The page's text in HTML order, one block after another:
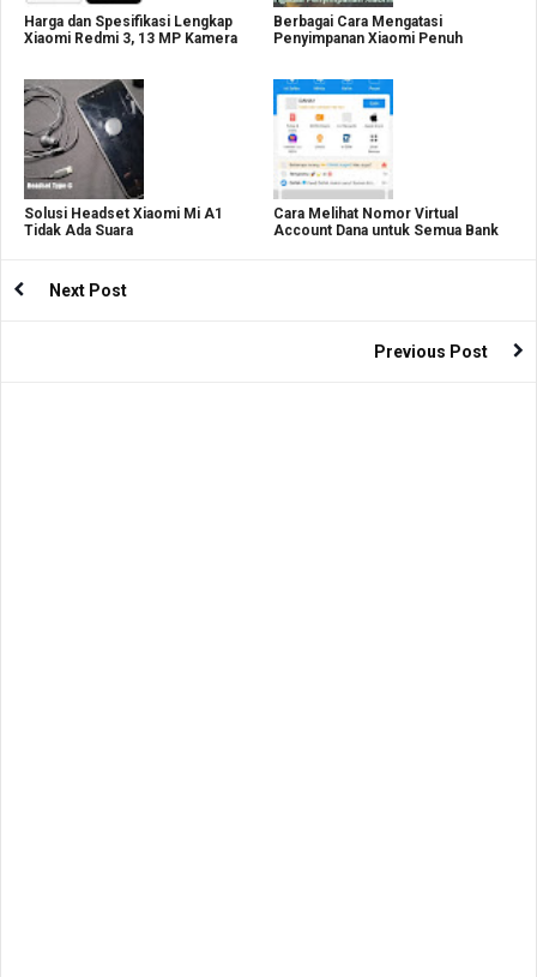
Harga dan Spesifikasi Lengkap
Xiaomi Redmi 3, 13 MP Kamera
Berbagai Cara Mengatasi
Penyimpanan Xiaomi Penuh
Solusi Headset Xiaomi Mi A1
Tidak Ada Suara
Cara Melihat Nomor Virtual
Account Dana untuk Semua Bank
Next Post
Previous Post